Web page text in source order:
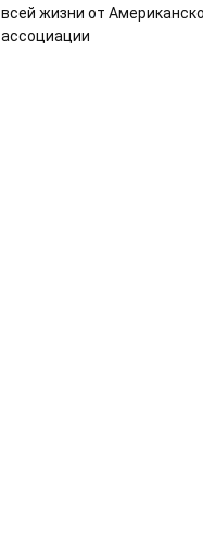
всей жизни от
ассоциации